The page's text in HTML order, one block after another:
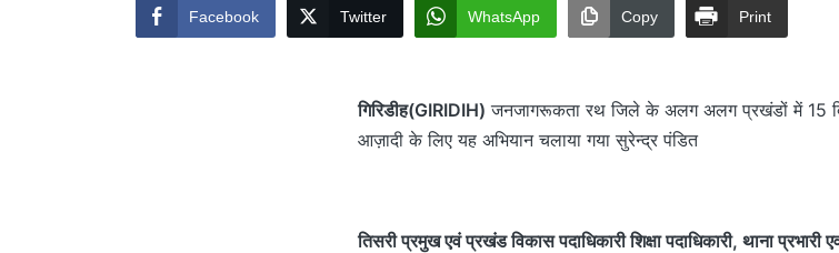
Facebook Twitter WhatsApp Copy Print
गिरिडीह(GIRIDIH) जनजागरूकता रथ जिले के अलग अलग प्रखंडों में 15
आज़ादी के लिए यह अभियान चलाया गया सुरेन्द्र पंडित
तिसरी प्रमुख एवं प्रखंड विकास पदाधिकारी शिक्षा पदाधिकारी, थाना